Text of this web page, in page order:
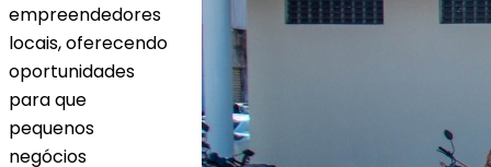
empreendedores
locais, oferecendo
oportunidades
para que
pequenos
negócios